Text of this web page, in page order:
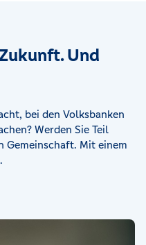
Und
bei den Volksbanken
Werden Sie Teil
Gemeinschaft. Mit einem